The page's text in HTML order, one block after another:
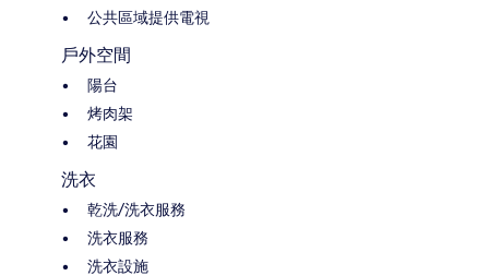
公共區域提供電視
戶外空間
陽台
烤肉架
花園
洗衣
乾洗/洗衣服務
洗衣服務
洗衣設施